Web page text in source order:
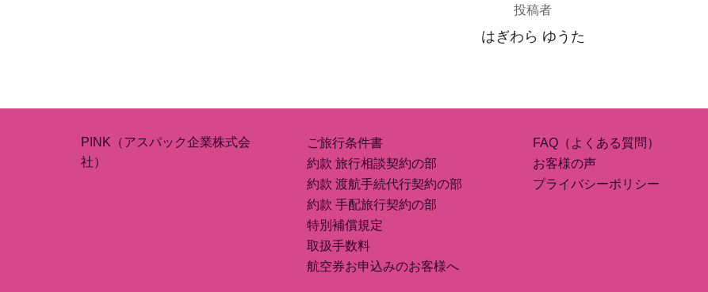
投稿者
はぎわら ゆうた
PINK（アスパック企業株式会
社）
ご旅行条件書
約款 旅行相談契約の部
約款 渡航手続代行契約の部
約款 手配旅行契約の部
特別補償規定
取扱手数料
航空券お申込みのお客様へ
FAQ（よくある質問）
お客様の声
プライバシーポリシー